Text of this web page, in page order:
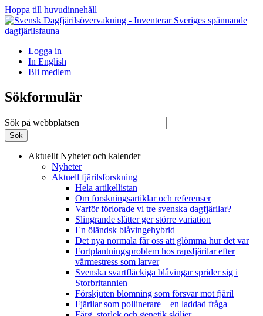
Hoppa till huvudinnehåll
Logga in
In English
Bli medlem
Sökformulär
Sök på webbplatsen
Aktuellt Nyheter och kalender
Nyheter
Aktuell fjärilsforskning
Hela artikellistan
Om forskningsartiklar och referenser
Varför förlorade vi tre svenska dagfjärilar?
Slingrande slåtter ger större variation
En öländsk blåvingehybrid
Det nya normala får oss att glömma hur det var
Fortplantningsproblem hos rapsfjärilar efter
värmestress som larver
Svenska svartfläckiga blåvingar sprider sig i
Storbritannien
Förskjuten blomning som försvar mot fjäril
Fjärilar som pollinerare – en laddad fråga